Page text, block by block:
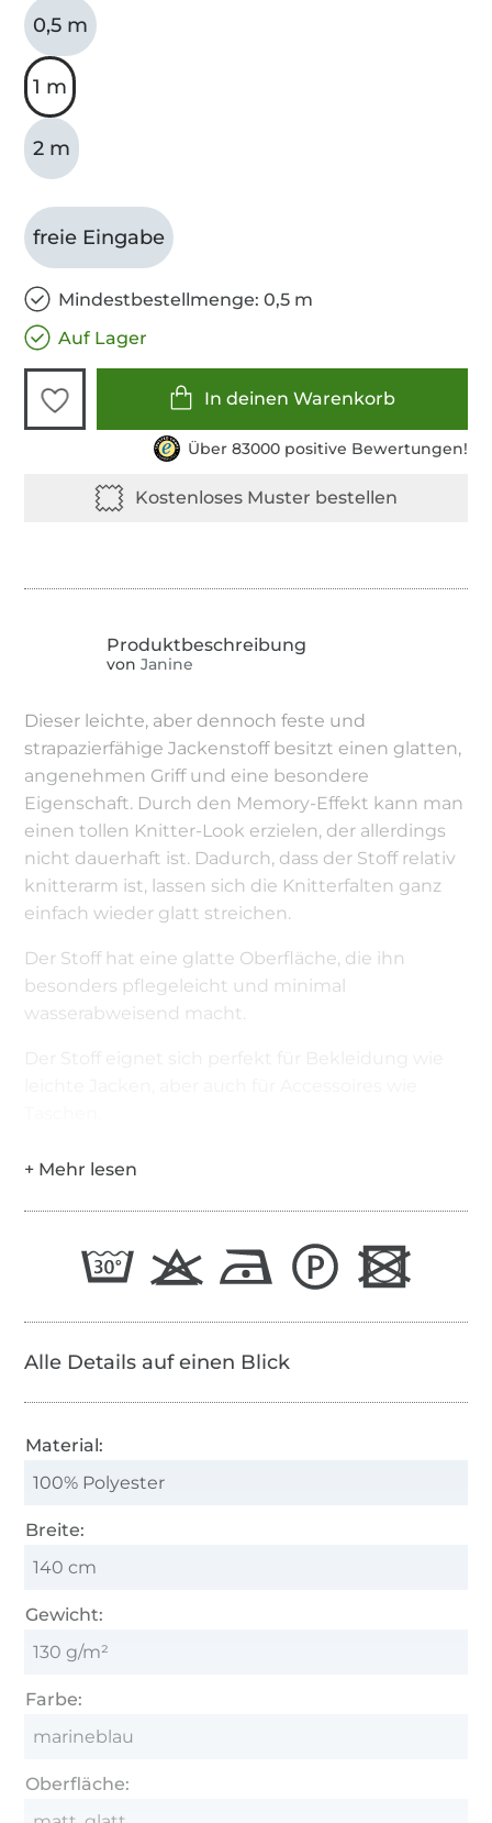
0,5 m
1 m
2 m
freie Eingabe
Mindestbestellmenge: 0,5 m
Auf Lager
In deinen Warenkorb
Über 83000 positive Bewertungen!
von Janine
Dieser leichte, aber dennoch feste und
strapazierfähige Jackenstoff besitzt einen glatten,
angenehmen Griff und eine besondere
Eigenschaft. Durch den Memory-Effekt kann man
einen tollen Knitter-Look erzielen, der allerdings
nicht dauerhaft ist. Dadurch, dass der Stoff relativ
knitterarm ist, lassen sich die Knitterfalten ganz
einfach wieder glatt streichen.
Der Stoff hat eine glatte Oberfläche, die ihn
besonders pflegeleicht und minimal
wasserabweisend macht.
Alle Details auf einen Blick
Material:
100% Polyester
Breite:
140 cm
Gewicht:
130 g/m²
Farbe:
marineblau
Oberfläche: